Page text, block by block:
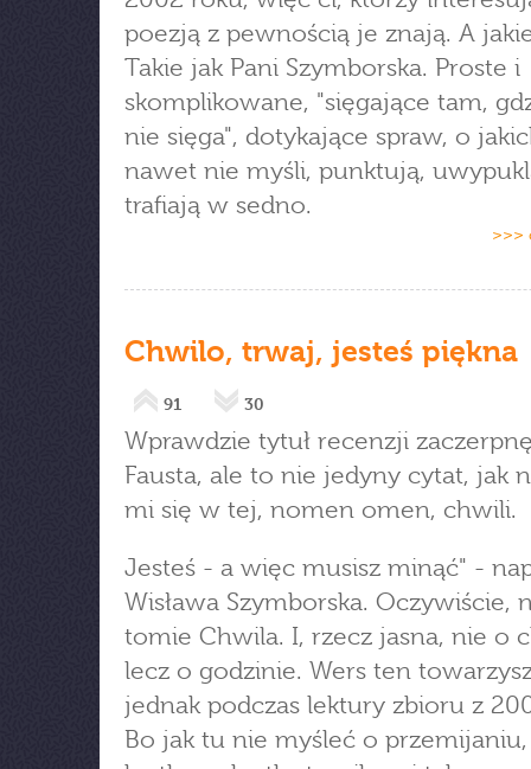
poezją z pewnością je znają. A
Takie jak Pani Szymborska. Proste i
skomplikowane, "sięgające tam,
nie sięga", dotykające spraw, o
nawet nie myśli, punktują,
trafiają w sedno.
>>>
Chwilo, trwaj, jesteś piękna
91 30
Wprawdzie tytuł recenzji
Fausta, ale to nie jedyny cytat, jak
mi się w tej, nomen omen, chwili.
Jesteś - a więc musisz minąć" -
Wisława Szymborska. Oczywiście,
tomie Chwila. I, rzecz jasna, nie o
lecz o godzinie. Wers ten
jednak podczas lektury zbioru z
Bo jak tu nie myśleć o